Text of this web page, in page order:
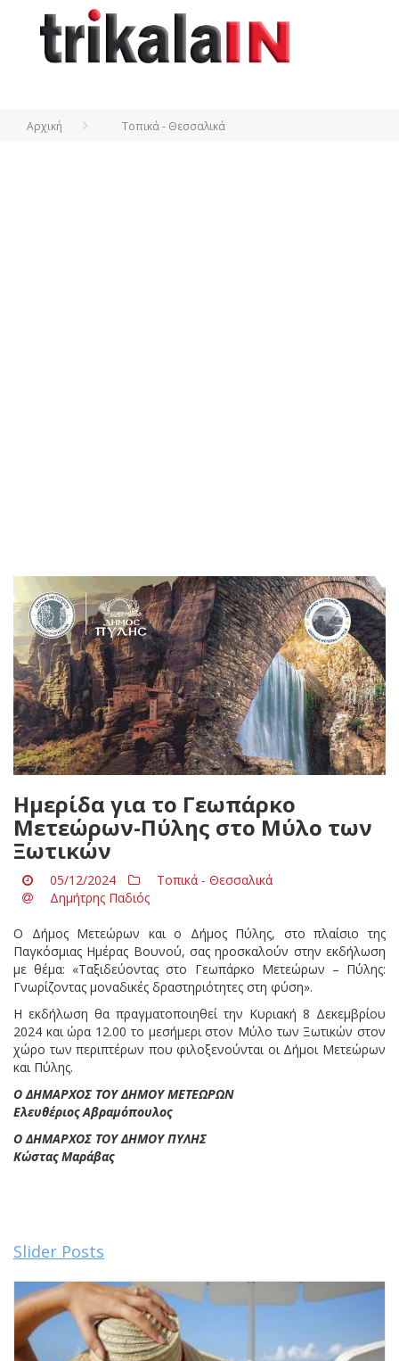
Αρχική Τοπικά - Θεσσαλικά
Ημερίδα για το Γεωπάρκο
Μετεώρων-Πύλης στο Μύλο των
Ξωτικών
05/12/2024
Τοπικά - Θεσσαλικά
Δημήτρης Παδιός
Ο Δήμος Μετεώρων και ο Δήμος Πύλης, στο πλαίσιο της
Παγκόσμιας Ημέρας Βουνού, σας ηροσκαλούν στην εκδήλωση
με θέμα: «Ταξιδεύοντας στο Γεωπάρκο Μετεώρων – Πύλης:
Γνωρίζοντας μοναδικές δραστηριότητες στη φύση».
Η εκδήλωση θα πραγματοποιηθεί την Κυριακή 8 Δεκεμβρίου
2024 και ώρα 12.00 το μεσήμερι στον Μύλο των Ξωτικών στον
χώρο των περιπτέρων που φιλοξενούνται οι Δήμοι Μετεώρων
και Πύλης.
Ο ΔΗΜΑΡΧΟΣ ΤΟΥ ΔΗΜΟΥ ΜΕΤΕΩΡΩΝ
Ελευθέριος Αβραμόπουλος
Ο ΔΗΜΑΡΧΟΣ ΤΟΥ ΔΗΜΟΥ ΠΥΛΗΣ
Κώστας Μαράβας
Slider Posts